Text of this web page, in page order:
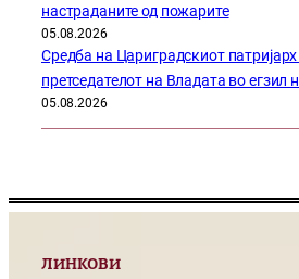
настраданите од пожарите
05.08.2026
Средба на Цариградскиот
претседателот на Владата во егзил
05.08.2026
ЛИНКОВИ